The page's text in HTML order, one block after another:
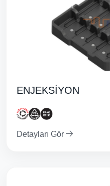
ENJEKSİYON
Detayları Gör